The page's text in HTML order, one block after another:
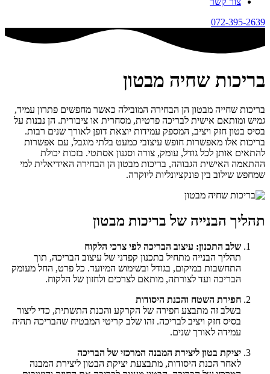
072-395-2639
בריכות שחיה מבטון
בריכות שחייה מבטון הן הבחירה המובילה כאשר מחפשים פתרון עמיד,
גמיש ומותאם אישית לבריכה פרטית, מסחרית או ציבורית. הן נבנות על
בסיס בטון חזק ויציב, המספק עמידות יוצאת דופן לאורך שנים רבות.
בריכות אלו מאפשרות חופש עיצובי כמעט בלתי מוגבל, עם אפשרות
להתאים אותן לכל גודל, עומק, צורה וסגנון אסתטי. בזכות יכולת
ההתאמה האישית הגבוהה, בריכות מבטון הן הבחירה האידיאלית למי
שמחפש שילוב בין פונקציונליות ליוקרה.
תהליך הבנייה של בריכות מבטון
שלב התכנון: עיצוב הבריכה לפי צרכי הלקוח
תהליך הבנייה מתחיל בתכנון קפדני של עיצוב הבריכה, תוך
התחשבות במיקום, בגודל ובשימוש המיועד. כל פרט, החל מעומק
הבריכה ועד לצורתה, מותאם לצרכים ולחזון של הלקוח.
חפירת השטח והכנת היסודות
בשלב זה מתבצע חפירה של הקרקע והכנת התשתית, כדי ליצור
בסיס חזק ויציב לבריכה. זהו שלב קריטי המבטיח שהבריכה תהיה
עמידה לאורך שנים.
יציקת בטון ליצירת המבנה המרכזי של הבריכה
לאחר הכנת היסודות, מתבצעת יציקת הבטון ליצירת המבנה